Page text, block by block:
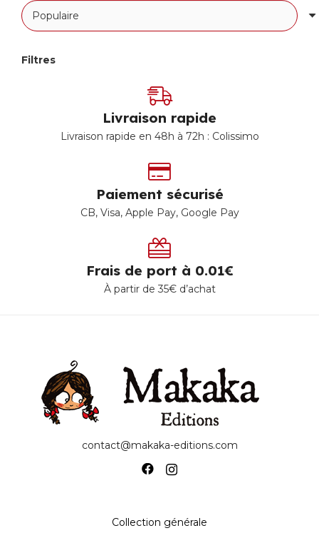
Filtres
Livraison rapide
Livraison rapide en 48h à 72h : Colissimo
Paiement sécurisé
CB, Visa, Apple Pay, Google Pay
Frais de port à 0.01€
À partir de 35€ d’achat
contact@makaka-editions.com
Collection générale